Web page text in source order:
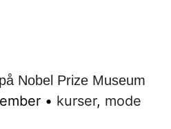
Nobel Prize Museum
• kurser, mode